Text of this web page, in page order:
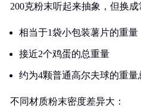
200克粉末听起来抽象，但换成
相当于1袋小包装薯片的重量
接近2个鸡蛋的总重量
约为4颗普通高尔夫球的重量
不同材质粉末密度差异大：